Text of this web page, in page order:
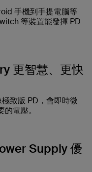
手機到手提電腦等
等裝置能發揮 PD
更智慧、更快
致版 PD，會即時微
電壓。
Supply 優